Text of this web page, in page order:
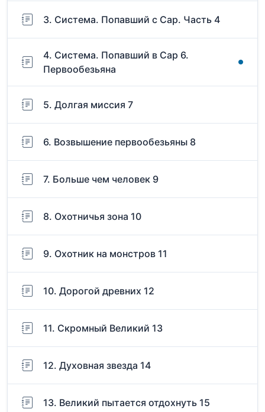
3. Система. Попавший с Сар. Часть 4
4. Система. Попавший в Сар 6.
Первообезьяна
5. Долгая миссия 7
6. Возвышение первообезьяны 8
7. Больше чем человек 9
8. Охотничья зона 10
9. Охотник на монстров 11
10. Дорогой древних 12
11. Скромный Великий 13
12. Духовная звезда 14
13. Великий пытается отдохнуть 15